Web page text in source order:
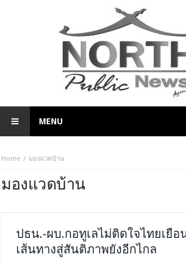
MENU
Home มองแวดบ้าน
มองแวดบ้าน
ปธน.-ผบ.กอทูเลไม่ติดใจไทยเยือ
เส้นทางสู่สันติภาพยังอีกไกล